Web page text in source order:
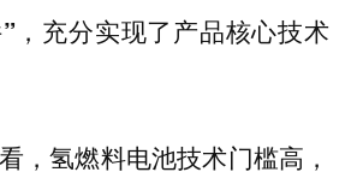
充分实现了产品核心技术
，氢燃料电池技术门槛高，